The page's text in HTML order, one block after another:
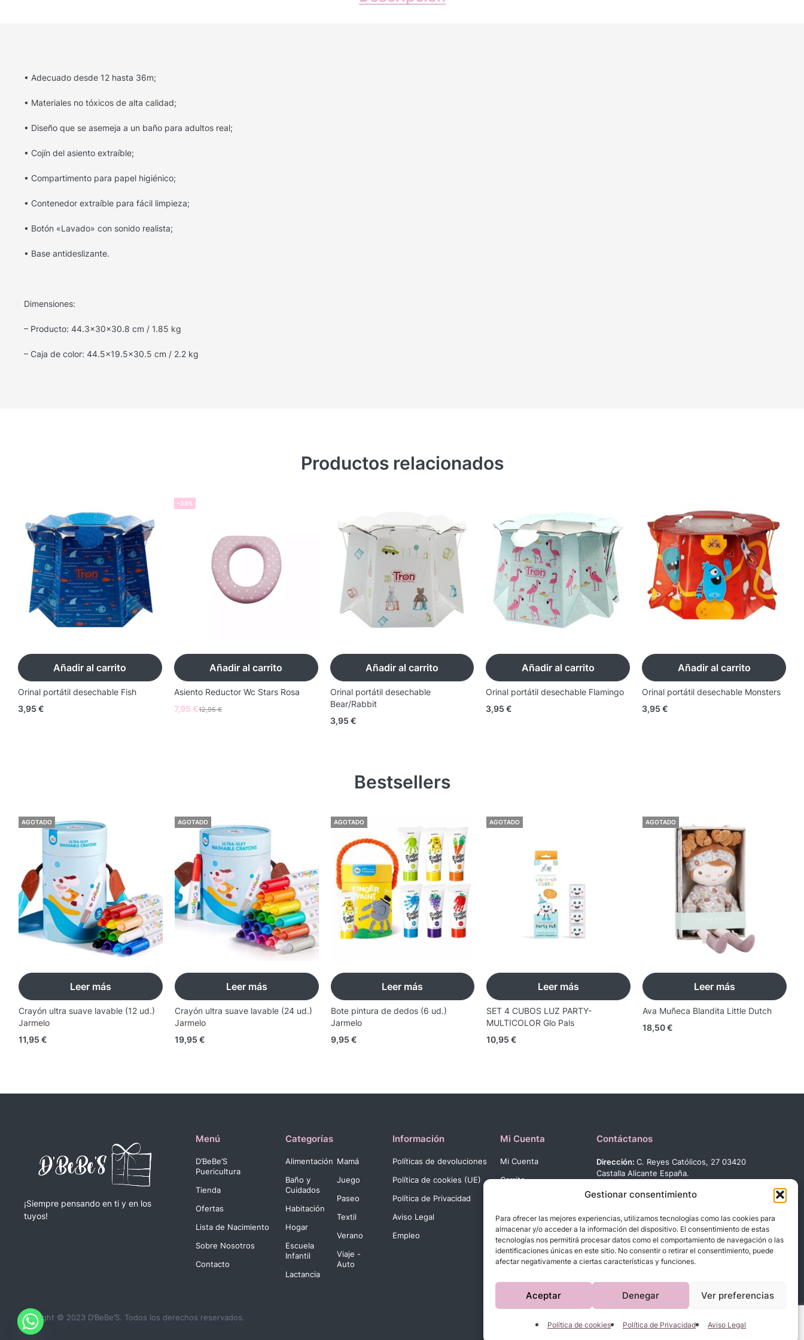
Gestionar consentimiento
Para ofrecer las mejores experiencias, utilizamos tecnologías como las cookies para
almacenar y/o acceder a la información del dispositivo. El consentimiento de estas
tecnologías nos permitirá procesar datos como el comportamiento de navegación o las
identificaciones únicas en este sitio. No consentir o retirar el consentimiento, puede
afectar negativamente a ciertas características y funciones.
Aceptar Denegar Ver preferencias
Política de cookies Política de Privacidad Aviso Legal
• Adecuado desde 12 hasta 36m;
• Materiales no tóxicos de alta calidad;
• Diseño que se asemeja a un baño para adultos real;
• Cojín del asiento extraíble;
• Compartimento para papel higiénico;
• Contenedor extraíble para fácil limpieza;
• Botón «Lavado» con sonido realista;
• Base antideslizante.
Dimensiones:
– Producto: 44.3x30x30.8 cm / 1.85 kg
– Caja de color: 44.5×19.5×30.5 cm / 2.2 kg
Productos relacionados
Añadir al carrito
Orinal portátil desechable Fish
3,95 €
-39%
Añadir al carrito
Asiento Reductor Wc Stars Rosa
12,95€
7,95 €
Añadir al carrito
Orinal portátil desechable
Bear/Rabbit
3,95 €
Añadir al carrito
Orinal portátil desechable Flamingo
3,95€
Añadir al carrito
Orinal portátil desechable Monsters
3,95€
Bestsellers
AGOTADO
Leer más
Crayón ultra suave lavable (12 ud.)
Jarmelo
11,95 €
AGOTADO
Leer más
Crayón ultra suave lavable (24 ud.)
Jarmelo
19,95 €
AGOTADO
Leer más
Bote pintura de dedos (6 ud.)
Jarmelo
9,95 €
AGOTADO
Leer más
SET 4 CUBOS LUZ PARTY-
MULTICOLOR Glo Pals
10,95€
AGOTADO
Leer más
Ava Muñeca Blandita Little Dutch
18,50€
¡Siempre pensando en ti y en los
tuyos!
Menú
D’BeBe’S
Puericultura
Tienda
Ofertas
Lista de Nacimiento
Sobre Nosotros
Contacto
Categorías
Alimentación
Baño y
Cuidados
Habitación
Hogar
Escuela
Infantil
Lactancia
Mamá
Juego
Paseo
Textil
Verano
Viaje -
Auto
Información
Políticas de devoluciones
Política de cookies (UE)
Política de Privacidad
Aviso Legal
Empleo
Mi Cuenta
Mi Cuenta
Carrito
Contáctanos
Dirección:C. Reyes Católicos, 27 03420
Castalla Alicante España.
Correo: info@dbebes.net
Síguenos en las redes sociales
Copyright © 2023 D’BeBe’S. Todos los derechos reservados.